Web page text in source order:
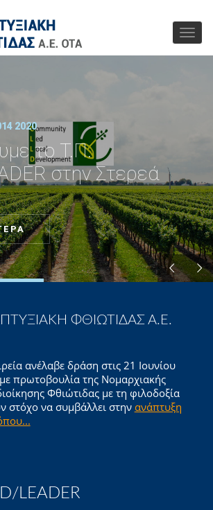
το Τ.Π.
στην Στερεά
2020
ΦΘΙΩΤΙΔΑΣ Α.Ε.
ανέλαβε δράση στις 21 Ιουνίου
πρωτοβουλία της Νομαρχιακής
Φθιώτιδας με τη φιλοδοξία
στόχο να συμβάλλει στην ανάπτυξη
LEADER